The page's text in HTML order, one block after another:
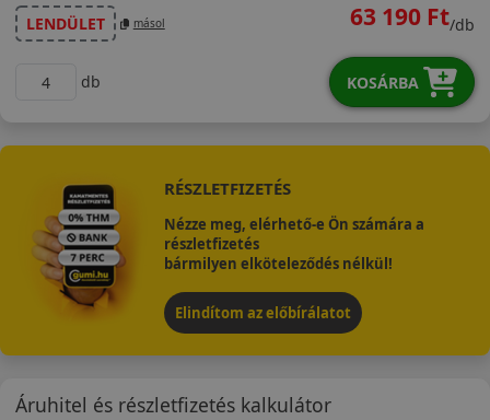
LENDÜLET
másol 63 190 Ft/db
db KOSÁRBA
RÉSZLETFIZETÉS
Nézze meg, elérhető-e Ön számára a
részletfizetés
bármilyen elköteleződés nélkül!
Elindítom az előbírálatot
Áruhitel és részletfizetés kalkulátor